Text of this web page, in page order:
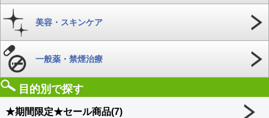
美容・スキンケア
一般薬・禁煙治療
目的別で探す
★期間限定★セール商品(7)